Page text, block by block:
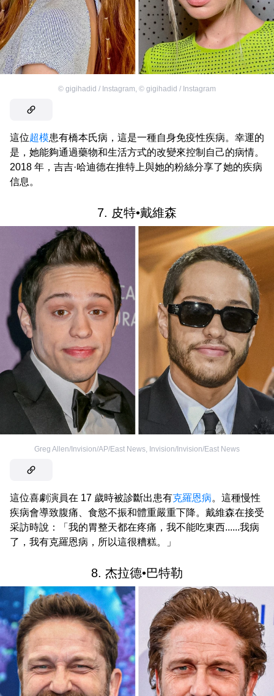
© gigihadid / Instagram, © gigihadid / Instagram
這位超模患有橋本氏病，這是一種自身免疫性疾病。幸運的
是，她能夠通過藥物和生活方式的改變來控制自己的病情。
2018 年，吉吉·哈迪德在推特上與她的粉絲分享了她的疾病
信息。
7. 皮特•戴維森
Greg Allen/Invision/AP/East News, Invision/Invision/East News
這位喜劇演員在 17 歲時被診斷出患有克羅恩病。這種慢性
疾病會導致腹痛、食慾不振和體重嚴重下降。戴維森在接受
采訪時說：「我的胃整天都在疼痛，我不能吃東西......我病
了，我有克羅恩病，所以這很糟糕。」
8. 杰拉德•巴特勒